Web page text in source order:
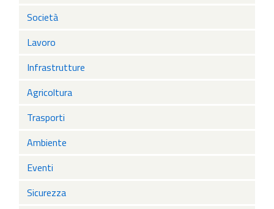
Società
Lavoro
Infrastrutture
Agricoltura
Trasporti
Ambiente
Eventi
Sicurezza